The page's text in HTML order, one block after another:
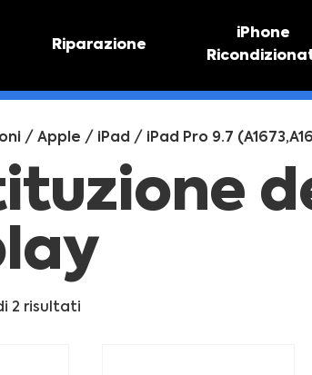
Riparazione
iPhone
PREVENTIVO
Preventivo online
/ Apple / iPad / iPad Pro 9.7
2 risultati